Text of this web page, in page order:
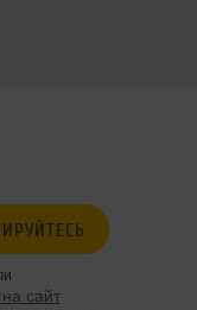
сайт